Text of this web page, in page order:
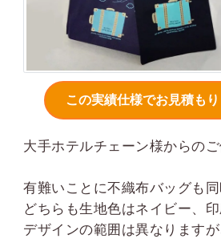
大手ホテルチェーン様からの
有難いことに不織布バッグも
どちらも生地色はネイビー、
デザインの範囲は異なります